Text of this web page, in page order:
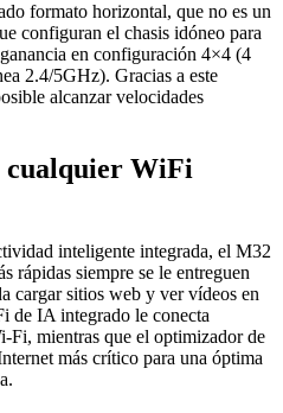
formato horizontal, que no es un
configuran el chasis idóneo para
en configuración 4×4 (4
2.4/5GHz). Gracias a este
alcanzar velocidades
cualquier WiFi
inteligente integrada, el M32
rápidas siempre se le entreguen
cargar sitios web y ver vídeos en
de IA integrado le conecta
Fi, mientras que el optimizador de
más crítico para una óptima